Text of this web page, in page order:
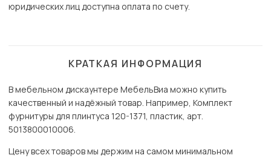
юридических лиц доступна оплата по счету.
КРАТКАЯ ИНФОРМАЦИЯ
В мебельном дискаунтере МебельВиа можно купить
качественный и надёжный товар. Например, Комплект
фурнитуры для плинтуса 120-1371, пластик, арт.
5013800010006.
Цену всех товаров мы держим на самом минимальном